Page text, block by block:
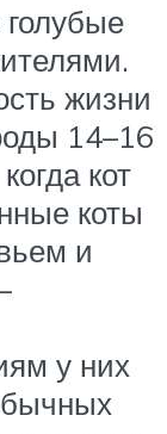
голубые
жизни
14–16
кот
коты
и
у них